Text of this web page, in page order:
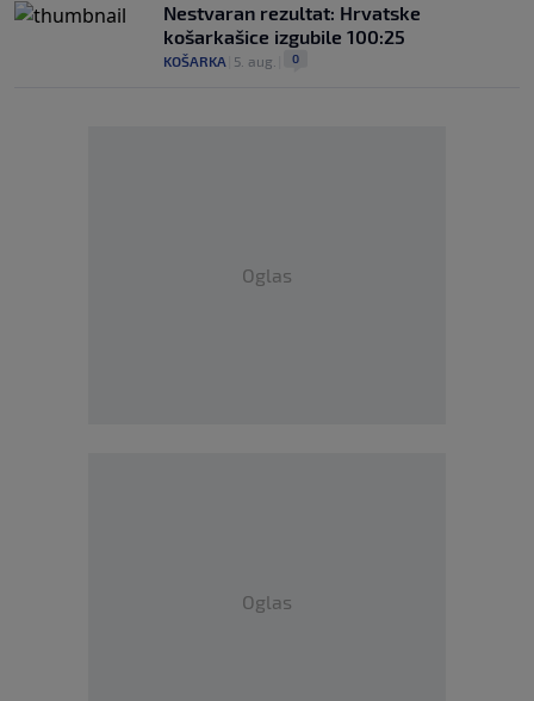
Nestvaran rezultat: Hrvatske
košarkašice izgubile 100:25
KOŠARKA 5. aug. 0
Oglas
Oglas